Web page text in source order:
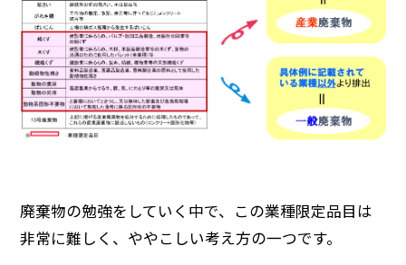
廃棄物の勉強をしていく中で、この業種限定品目は
非常に難しく、ややこしい考え方の一つです。